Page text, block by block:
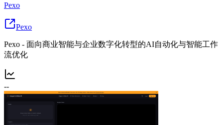
Pexo
Pexo
Pexo - 面向商业智能与企业数字化转型的AI自动化与智能工作
流优化
--